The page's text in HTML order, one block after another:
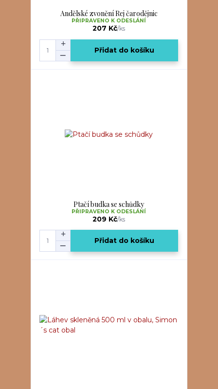
Andělské zvonění Rej čarodějnic
207 Kč/ks
PŘIPRAVENO K ODESLÁNÍ
Přidat do košíku
Ptačí budka se schůdky
209 Kč/ks
PŘIPRAVENO K ODESLÁNÍ
Přidat do košíku